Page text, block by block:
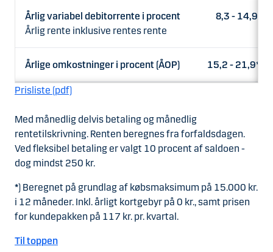
Årlig variabel debitorrente i procent
Årlig rente inklusive rentes rente
8,3 - 14,9
Årlige omkostninger i procent (ÅOP) 15,2 - 21,9*
Prisliste (pdf)
Med månedlig delvis betaling og månedlig
rentetilskrivning. Renten beregnes fra forfaldsdagen.
Ved fleksibel betaling er valgt 10 procent af saldoen -
dog mindst 250 kr.
*) Beregnet på grundlag af købsmaksimum på 15.000 kr.
i 12 måneder. Inkl. årligt kortgebyr på 0 kr., samt prisen
for kundepakken på 117 kr. pr. kvartal.
Til toppen